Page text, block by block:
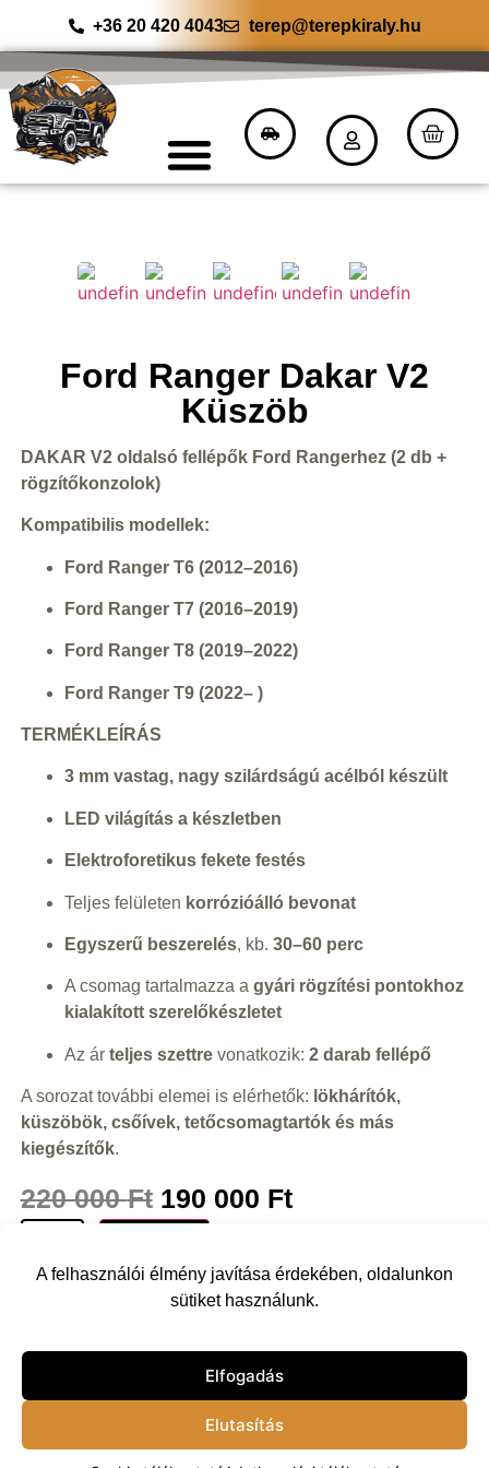
A felhasználói élmény javítása érdekében, oldalunkon
sütiket használunk.
Elfogadás
Elutasítás
+36 20 420 4043 terep@terepkiraly.hu
Ford Ranger Dakar V2
Küszöb
DAKAR V2 oldalsó fellépők Ford Rangerhez (2 db +
rögzítőkonzolok)
Kompatibilis modellek:
Ford Ranger T6 (2012–2016)
Ford Ranger T7 (2016–2019)
Ford Ranger T8 (2019–2022)
Ford Ranger T9 (2022– )
TERMÉKLEÍRÁS
3 mm vastag, nagy szilárdságú acélból készült
LED világítás a készletben
Elektroforetikus fekete festés
Teljes felületen korrózióálló bevonat
Egyszerű beszerelés, kb. 30–60 perc
A csomag tartalmazza a gyári rögzítési pontokhoz
kialakított szerelőkészletet
Az ár teljes szettrevonatkozik: 2 darab fellépő
A sorozat további elemei is elérhetők: lökhárítók,
küszöbök, csőívek, tetőcsomagtartók és más
kiegészítők.
220 000Ft 190 000 Ft